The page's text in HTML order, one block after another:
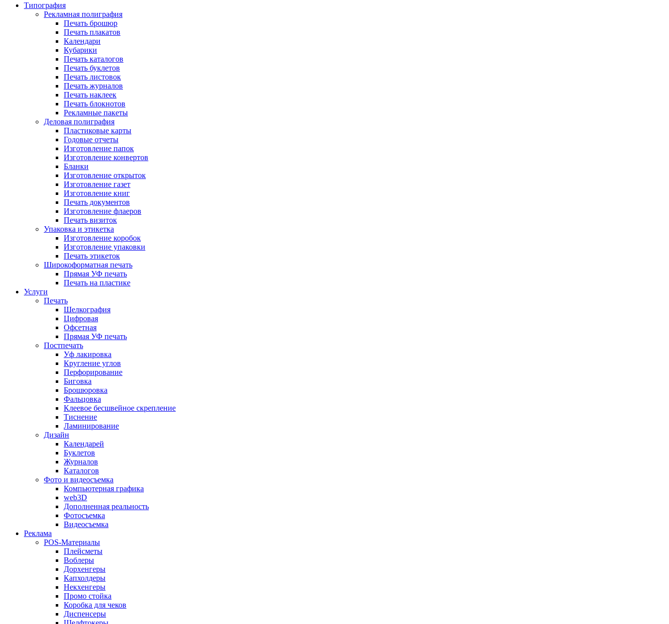
Типография
Рекламная полиграфия
Печать брошюр
Печать плакатов
Календари
Кубарики
Печать каталогов
Печать буклетов
Печать листовок
Печать журналов
Печать наклеек
Печать блокнотов
Рекламные пакеты
Деловая полиграфия
Пластиковые карты
Годовые отчеты
Изготовление папок
Изготовление конвертов
Бланки
Изготовление открыток
Изготовление газет
Изготовление книг
Печать документов
Изготовление флаеров
Печать визиток
Упаковка и этикетка
Изготовление коробок
Изготовление упаковки
Печать этикеток
Широкоформатная печать
Прямая УФ печать
Печать на пластике
Услуги
Печать
Шелкография
Цифровая
Офсетная
Прямая УФ печать
Постпечать
Уф лакировка
Кругление углов
Перфорирование
Биговка
Брошюровка
Фальцовка
Клеевое бесшвейное скрепление
Тиснение
Ламинирование
Дизайн
Календарей
Буклетов
Журналов
Каталогов
Фото и видеосъемка
Компьютерная графика
web3D
Дополненная реальность
Фотосъемка
Видеосъемка
Реклама
POS-Материалы
Плейсметы
Воблеры
Дорхенгеры
Капхолдеры
Некхенгеры
Промо стойка
Коробка для чеков
Диспенсеры